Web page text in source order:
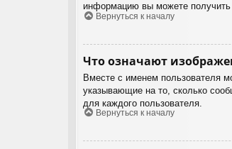
информацию вы можете получить
Вернуться к началу
Что означают
Вместе с именем пользователя
указывающие на то, сколько
для каждого пользователя.
Вернуться к началу